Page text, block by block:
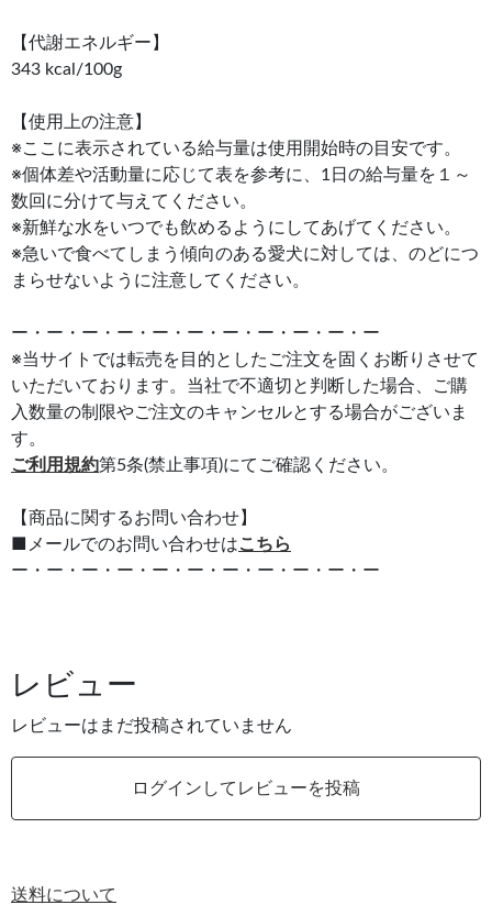
【代謝エネルギー】
343 kcal/100g
【使用上の注意】
※ここに表示されている給与量は使用開始時の目安です。
※個体差や活動量に応じて表を参考に、1日の給与量を１～
数回に分けて与えてください。
※新鮮な水をいつでも飲めるようにしてあげてください。
※急いで食べてしまう傾向のある愛犬に対しては、のどにつ
まらせないように注意してください。
ー・ー・ー・ー・ー・ー・ー・ー・ー・ー・ー
※当サイトでは転売を目的としたご注文を固くお断りさせて
いただいております。当社で不適切と判断した場合、ご購
入数量の制限やご注文のキャンセルとする場合がございま
す。
ご利用規約第5条(禁止事項)にてご確認ください。
【商品に関するお問い合わせ】
■メールでのお問い合わせはこちら
ー・ー・ー・ー・ー・ー・ー・ー・ー・ー・ー
レビュー
レビューはまだ投稿されていません
ログインしてレビューを投稿
送料について